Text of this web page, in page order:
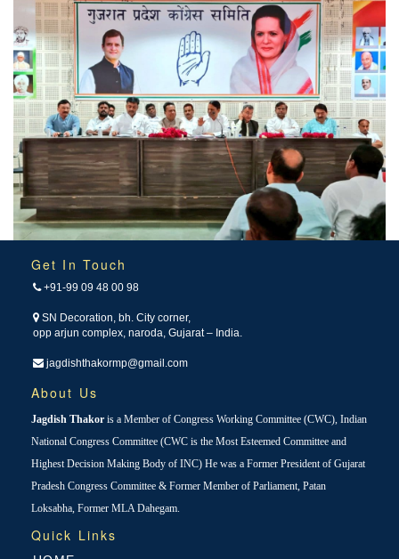
Get In Touch
+91-99 09 48 00 98
SN Decoration, bh. City corner,
opp arjun complex, naroda, Gujarat – India.
jagdishthakormp@gmail.com
About Us
Jagdish Thakor is a Member of Congress Working Committee (CWC), Indian
National Congress Committee (CWC is the Most Esteemed Committee and
Highest Decision Making Body of INC) He was a Former President of Gujarat
Pradesh Congress Committee & Former Member of Parliament, Patan
Loksabha, Former MLA Dahegam.
Quick Links